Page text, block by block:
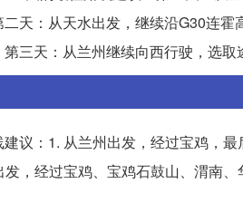
天：从天水出发，继续沿G30连
三天：从兰州继续向西行驶，选取
议：1. 从兰州出发，经过宝鸡，
，经过宝鸡、宝鸡石鼓山、渭南